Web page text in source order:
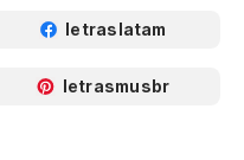
letraslatam
letrasmusbr